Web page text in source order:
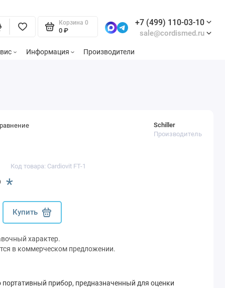
Корзина 0
0 ₽
+7 (499) 110-03-10
sale@cordismed.ru
Информация Производители
Код товара: Cardiovit FT-1
Schiller
Производитель
*
Купить
характер.
в коммерческом предложении.
портативный прибор, предназначенный для оценки